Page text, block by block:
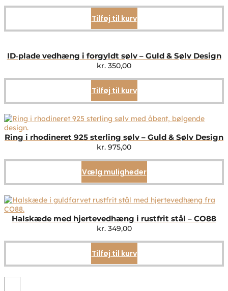
Tilføj til kurv
ID‑plade vedhæng i forgyldt sølv – Guld & Sølv Design
kr. 350,00
Tilføj til kurv
Ring i rhodineret 925 sterling sølv – Guld & Sølv Design
kr. 975,00
Vælg mulighederDette
vare
flere
Mulighederne
på
Halskæde med hjertevedhæng i rustfrit stål – CO88
kr.349,00
Tilføj til kurv